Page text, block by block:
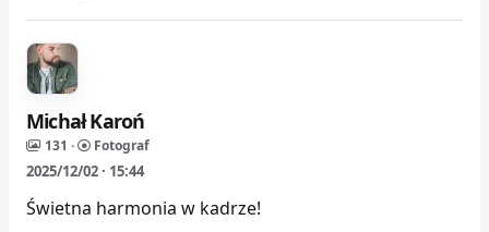
Michał Karoń
131 · Fotograf
2025/12/02 · 15:44
Świetna harmonia w kadrze!